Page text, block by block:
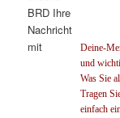
Deine-
und
Was Sie
Tragen
einfach